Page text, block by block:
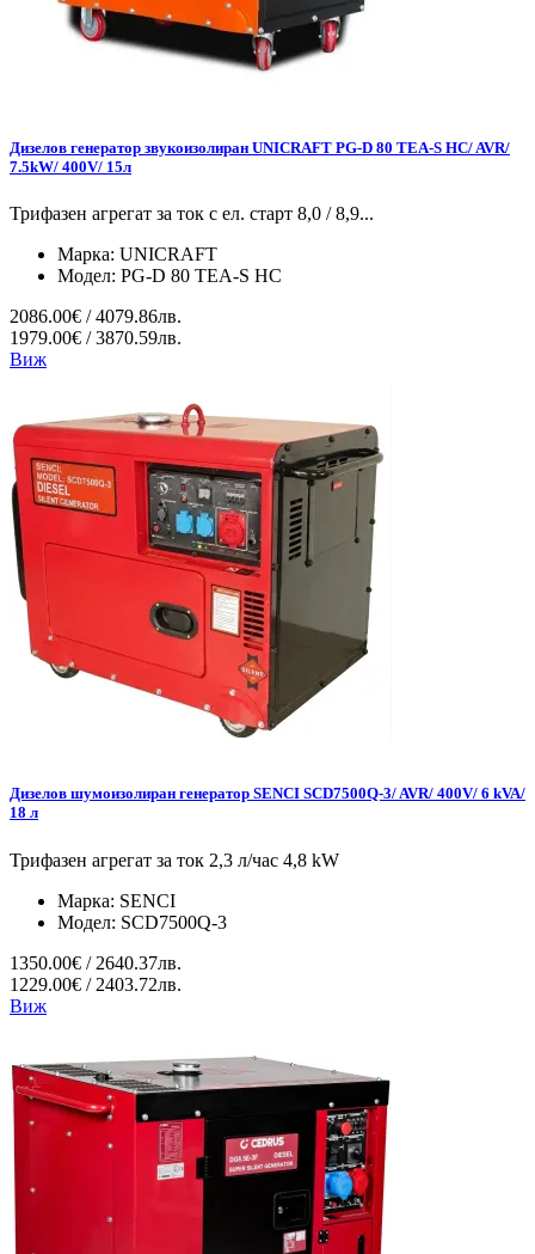
Дизелов генератор звукоизолиран UNICRAFT PG-D 80 TEA-S HC/ AVR/
7.5kW/ 400V/ 15л
Трифазен агрегат за ток с ел. старт 8,0 / 8,9...
Марка: UNICRAFT
Модел: PG-D 80 TEA-S HC
2086.00€ / 4079.86лв.
1979.00€ / 3870.59лв.
Виж
Дизелов шумоизолиран генератор SENCI SCD7500Q-3/ AVR/ 400V/ 6 kVA/
18 л
Трифазен агрегат за ток 2,3 л/час 4,8 kW
Марка: SENCI
Модел: SCD7500Q-3
1350.00€ / 2640.37лв.
1229.00€ / 2403.72лв.
Виж